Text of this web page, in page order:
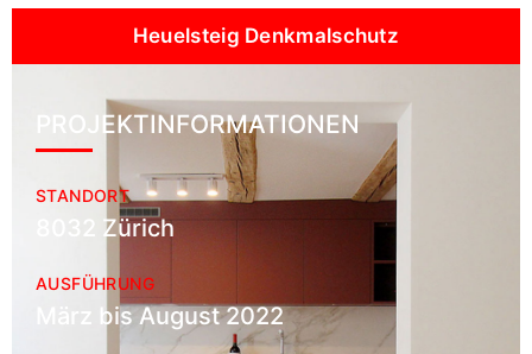
Heuelsteig Denkmalschutz
PROJEKTINFORMATIONEN
STANDORT
8032 Zürich
AUSFÜHRUNG
März bis August 2022